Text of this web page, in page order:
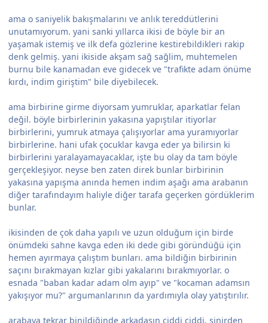
ama o saniyelik bakışmalarını ve anlık tereddütlerini
unutamıyorum. yani sanki yıllarca ikisi de böyle bir an
yaşamak istemiş ve ilk defa gözlerine kestirebildikleri rakip
denk gelmiş. yani ikiside akşam sağ sağlim, muhtemelen
burnu bile kanamadan eve gidecek ve "trafikte adam önüme
kırdı, indim giriştim" bile diyebilecek.
ama birbirine girme diyorsam yumruklar, aparkatlar felan
değil. böyle birbirlerinin yakasına yapıştılar itiyorlar
birbirlerini, yumruk atmaya çalışıyorlar ama yuramıyorlar
birbirlerine. hani ufak çocuklar kavga eder ya bilirsin ki
birbirlerini yaralayamayacaklar, işte bu olay da tam böyle
gerçekleşiyor. neyse ben zaten direk bunlar birbirinin
yakasına yapışma anında hemen indim aşağı ama arabanın
diğer tarafındayım haliyle diğer tarafa geçerken gördüklerim
bunlar.
ikisinden de çok daha yapılı ve uzun olduğum için birde
önümdeki sahne kavga eden iki dede gibi göründüğü için
hemen ayırmaya çalıştım bunları. ama bildiğin birbirinin
saçını bırakmayan kızlar gibi yakalarını bırakmıyorlar. o
esnada "baban kadar adam olm ayıp" ve "kocaman adamsın
yakışıyor mu?" argumanlarının da yardımıyla olay yatıştırılır.
arabaya tekrar binildiğinde arkadaşın ciddi ciddi, sinirden